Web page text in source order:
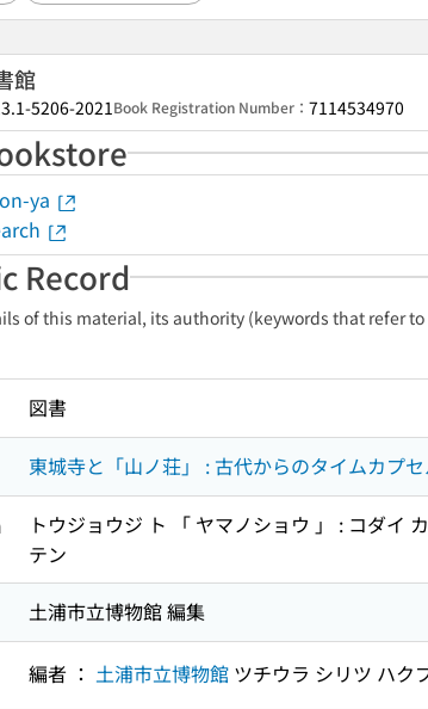
館
5206-2021Book Registration Number： 7114534970
ya
Record
of this material, its authority (keywords that refer
図書
東城寺と「山ノ荘」 : 古代からのタイムカプ
トウジョウジ ト 「 ヤマノショウ 」 : コダイ
テン
土浦市立博物館 編集
編者 ： 土浦市立博物館 ツチウラ シリツ ハク